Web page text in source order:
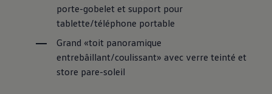
porte-gobelet et support pour
tablette/téléphone portable
Grand «toit panoramique
entrebâillant/coulissant» avec verre teinté et
store pare-soleil